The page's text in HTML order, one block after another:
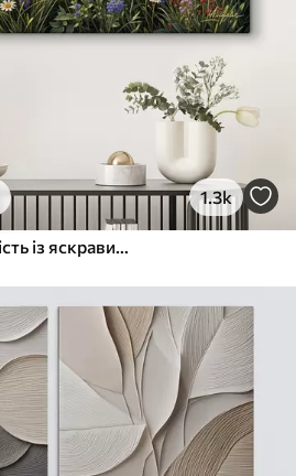
1.3k
Пишна сільська місцевість із яскравим лугом диких квітів, наповненим різнокольоровими квітами під хмарним небом